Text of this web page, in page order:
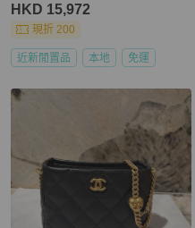
HKD 15,972
現折 200
近新閒置品 本地 免運